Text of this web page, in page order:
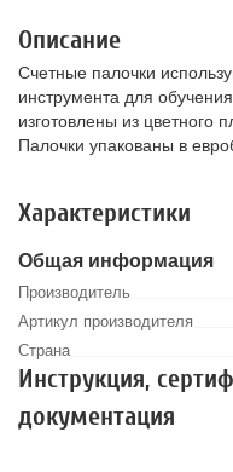
Описание
Счетные палочки
инструмента для
изготовлены из цветного
Палочки упакованы в
Характеристики
Общая информация
Производитель
Артикул производителя
Страна
Инструкция,
документация